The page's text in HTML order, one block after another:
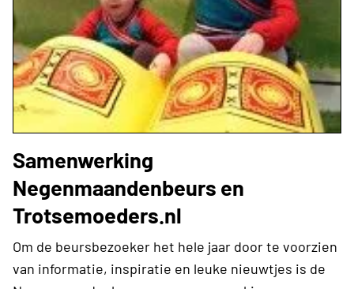
Samenwerking
Negenmaandenbeurs en
Trotsemoeders.nl
Om de beursbezoeker het hele jaar door te voorzien
van informatie, inspiratie en leuke nieuwtjes is de